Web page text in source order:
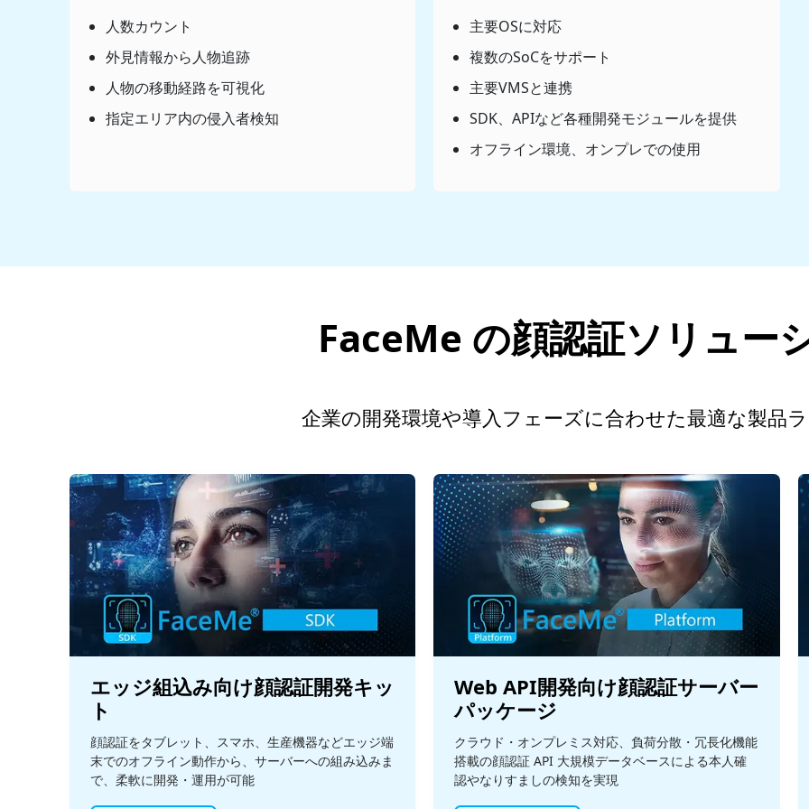
人数カウント
外見情報から人物追跡
人物の移動経路を可視化
指定エリア内の侵入者検知
主要OSに対応
複数のSoCをサポート
主要VMSと連携
SDK、APIなど各種開発モジュールを提供
オフライン環境、オンプレでの使用
FaceMe の顔認証ソリュー
企業の開発環境や導入フェーズに合わせた最適な製品
エッジ組込み向け顔認証開発キッ
ト
顔認証をタブレット、スマホ、生産機器などエッジ端
末でのオフライン動作から、サーバーへの組み込みま
で、柔軟に開発・運用が可能
Web API開発向け顔認証サーバー
パッケージ
クラウド・オンプレミス対応、負荷分散・冗長化機能
搭載の顔認証 API 大規模データベースによる本人確
認やなりすましの検知を実現